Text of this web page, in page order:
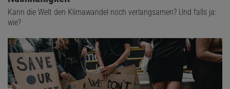
Kann die Welt den Klimawandel noch verlangsamen? Und falls ja:
wie?